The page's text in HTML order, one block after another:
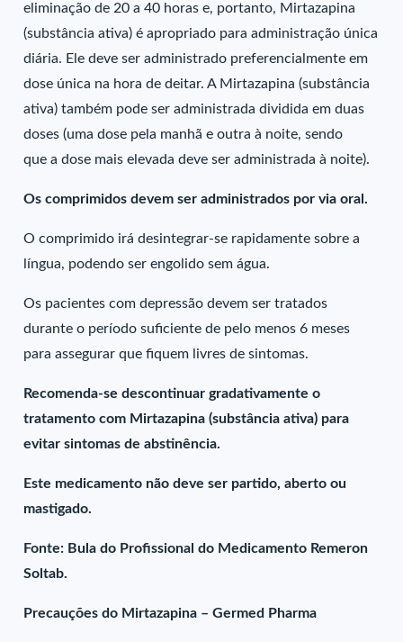
eliminação de 20 a 40 horas e, portanto, Mirtazapina
(substância ativa) é apropriado para administração única
diária. Ele deve ser administrado preferencialmente em
dose única na hora de deitar. A Mirtazapina (substância
ativa) também pode ser administrada dividida em duas
doses (uma dose pela manhã e outra à noite, sendo
que a dose mais elevada deve ser administrada à noite).
Os comprimidos devem ser administrados por via oral.
O comprimido irá desintegrar-se rapidamente sobre a
língua, podendo ser engolido sem água.
Os pacientes com depressão devem ser tratados
durante o período suficiente de pelo menos 6 meses
para assegurar que fiquem livres de sintomas.
Recomenda-se descontinuar gradativamente o
tratamento com Mirtazapina (substância ativa) para
evitar sintomas de abstinência.
Este medicamento não deve ser partido, aberto ou
mastigado.
Fonte: Bula do Profissional do Medicamento Remeron
Soltab.
Precauções do Mirtazapina – Germed Pharma